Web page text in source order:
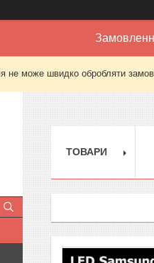
не може швидко обробляти
ТОВАРИ